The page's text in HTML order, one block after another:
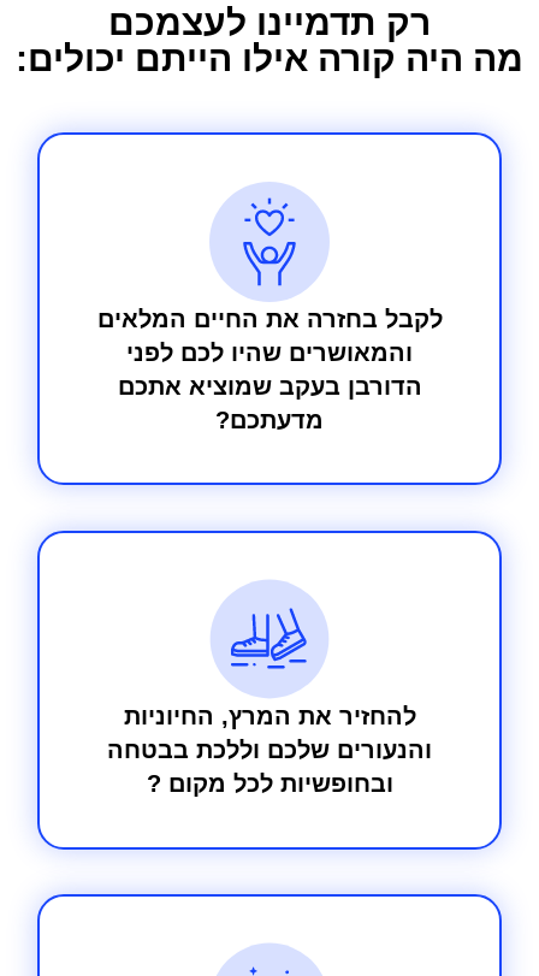
רק תדמיינו לעצמכם
מה היה קורה אילו הייתם יכולים:
לקבל בחזרה את החיים המלאים
והמאושרים שהיו לכם לפני
הדורבן בעקב שמוציא אתכם
מדעתכם?
להחזיר את המרץ, החיוניות
והנעורים שלכם וללכת בבטחה
ובחופשיות לכל מקום ?